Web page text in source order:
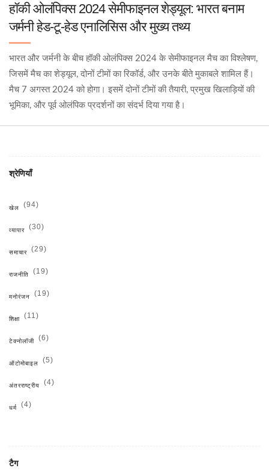
हॉकी ओलंपिक्स 2024 सेमीफाइनल शेड्यूल: भारत बनाम
जर्मनी हेड-टू-हेड एनालिसिस और मुख्य तथ्य
भारत और जर्मनी के बीच हॉकी ओलंपिक्स 2024 के सेमीफाइनल मैच का विश्लेषण,
जिसमें मैच का शेड्यूल, दोनों टीमों का रिकॉर्ड, और उनके बीते मुकाबले शामिल हैं।
मैच 7 अगस्त 2024 को होगा। इसमें दोनों टीमों की तैयारी, प्रमुख खिलाड़ियों की
भूमिका, और पूर्व ओलंपिक प्रदर्शनों का संदर्भ दिया गया है।
श्रेणियाँ
खेल (94)
व्यापार (30)
समाचार (29)
राजनीति (19)
मनोरंजन (19)
शिक्षा (11)
टेक्नोलॉजी (6)
ऑटोमोबाइल (5)
अंतरराष्ट्रीय (4)
धर्म (4)
टैग